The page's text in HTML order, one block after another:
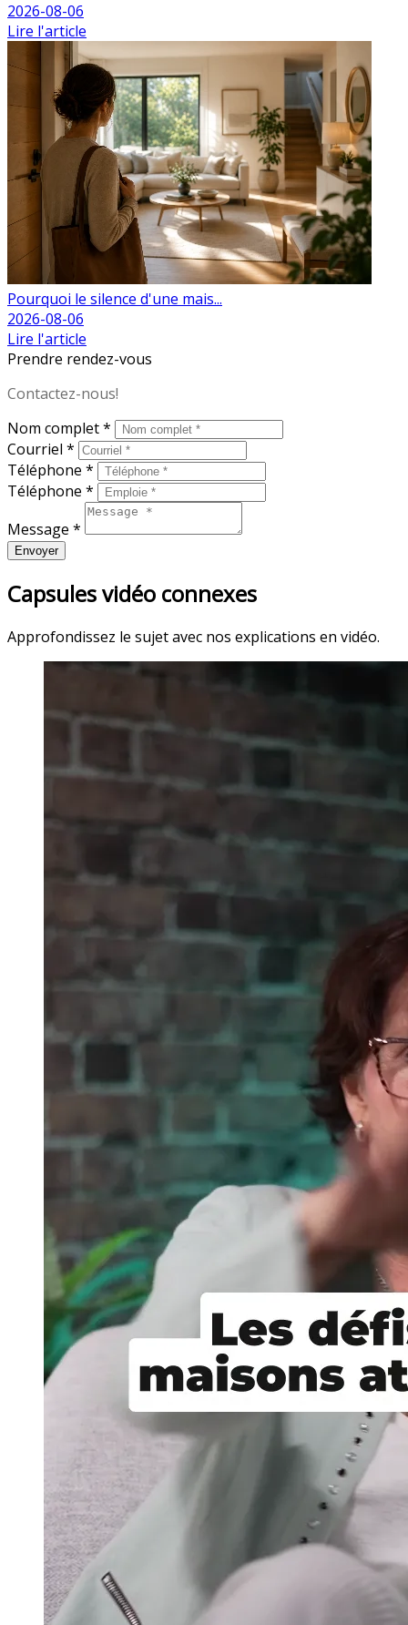
2026-08-06
Lire l'article
Pourquoi le silence d'une mais...
2026-08-06
Lire l'article
Prendre rendez-vous
Contactez-nous!
Nom complet *
Courriel *
Téléphone *
Téléphone *
Message *
Envoyer
Capsules vidéo connexes
Approfondissez le sujet avec nos explications en vidéo.